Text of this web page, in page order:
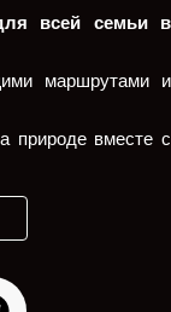
всей семьи в
маршрутами и
природе вместе с